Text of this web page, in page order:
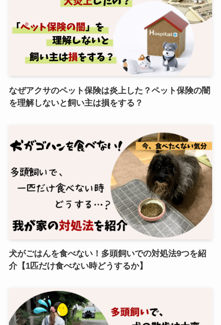
なぜアクサのペット保険は炎上した？ペット保険の闇
を理解しないと飼い主は損をする？
犬がごはんを食べない！多頭飼いでの対処法9つを紹
介【1匹だけ食べない時どうするか】